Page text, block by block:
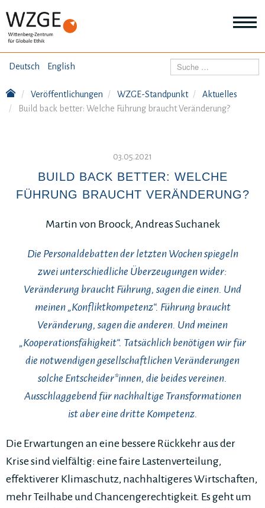
Deutsch English THEMEN
ANGEBOTE
Suchen
Veröffentlichungen WZGE-Standpunkt
Aktuelles
Build back better: Welche Führung braucht Veränderung?
03.05.2021
BUILD BACK BETTER: WELCHE
FÜHRUNG BRAUCHT VERÄNDERUNG?
Martin von Broock, Andreas Suchanek
Die Personaldebatten der letzten Wochen spiegeln
zwei unterschiedliche Überzeugungen wider:
Veränderung braucht Führung, sagen die einen. Und
meinen „Konfliktkompetenz“. Führung braucht
Veränderung, sagen die anderen. Und meinen
„Kooperationsfähigkeit“. Tatsächlich benötigen wir für
die notwendigen gesellschaftlichen Veränderungen
solche Entscheider*innen, die beides vereinen.
Ausschlaggebend für nachhaltige Transformationen
ist aber eine dritte Kompetenz.
Die Erwartungen an eine bessere Rückkehr aus der
Krise sind vielfältig: eine faire Lastenverteilung,
effektiverer Klimaschutz, nachhaltigeres Wirtschaften,
mehr Teilhabe und Chancengerechtigkeit. Es geht um